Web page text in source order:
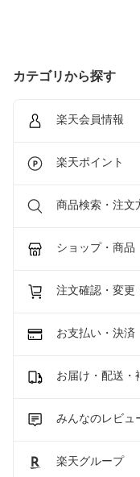
カテゴリから探す
楽天会員情報
楽天ポイント
商品検索・注文
ショップ・商品
注文確認・変更
お支払い・決済
お届け・配送・
みんなのレビュ
楽天グループ